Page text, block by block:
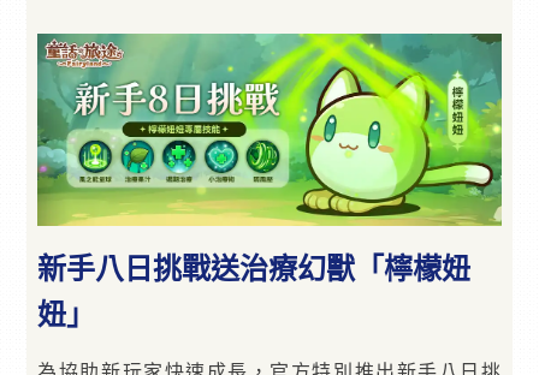
新手八日挑戰送治療幻獸「檸檬妞
妞」